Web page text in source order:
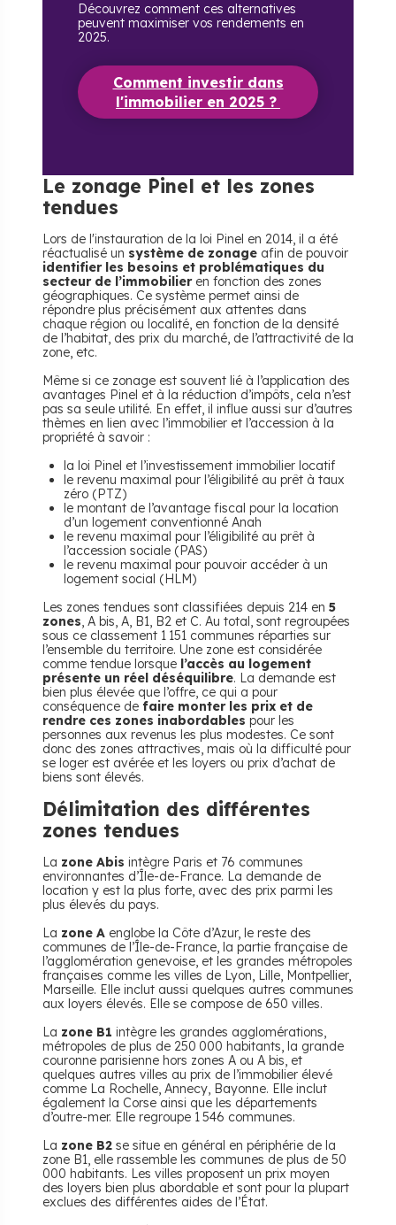
Découvrez comment ces alternatives
peuvent maximiser vos rendements en
2025.
Comment investir dans
l'immobilier en 2025 ?
Le zonage Pinel et les zones
tendues
Lors de l'instauration de la loi Pinel en 2014, il a été
réactualisé un système de zonage afin de pouvoir
identifier les besoins et problématiques du
secteur de l’immobilieren fonction des zones
géographiques. Ce système permet ainsi de
répondre plus précisément aux attentes dans
chaque région ou localité, en fonction de la densité
de l’habitat, des prix du marché, de l’attractivité de la
zone, etc.
Même si ce zonage est souvent lié à l’application des
avantages Pinel et à la réduction d’impôts, cela n’est
pas sa seule utilité. En effet, il influe aussi sur d’autres
thèmes en lien avec l’immobilier et l’accession à la
propriété à savoir :
la loi Pinel et l’investissement immobilier locatif
le revenu maximal pour l’éligibilité au prêt à taux
zéro (PTZ)
le montant de l’avantage fiscal pour la location
d’un logement conventionné Anah
le revenu maximal pour l’éligibilité au prêt à
l’accession sociale (PAS)
le revenu maximal pour pouvoir accéder à un
logement social (HLM)
Les zones tendues sont classifiées depuis 214 en 5
zones, A bis, A, B1, B2 et C. Au total, sont regroupées
sous ce classement 1 151 communes réparties sur
l’ensemble du territoire. Une zone est considérée
comme tendue lorsque l’accès au logement
présente un réel déséquilibre. La demande est
bien plus élevée que l’offre, ce qui a pour
conséquence de faire monter les prix et de
rendre ces zones inabordables pour les
personnes aux revenus les plus modestes. Ce sont
donc des zones attractives, mais où la difficulté pour
se loger est avérée et les loyers ou prix d’achat de
biens sont élevés.
Délimitation des différentes
zones tendues
La zone Abis intègre Paris et 76 communes
environnantes d’Île-de-France. La demande de
location y est la plus forte, avec des prix parmi les
plus élevés du pays.
La zone A englobe la Côte d’Azur, le reste des
communes de l’Île-de-France, la partie française de
l’agglomération genevoise, et les grandes métropoles
françaises comme les villes de Lyon, Lille, Montpellier,
Marseille. Elle inclut aussi quelques autres communes
aux loyers élevés. Elle se compose de 650 villes.
La zone B1 intègre les grandes agglomérations,
métropoles de plus de 250 000 habitants, la grande
couronne parisienne hors zones A ou A bis, et
quelques autres villes au prix de l’immobilier élevé
comme La Rochelle, Annecy, Bayonne. Elle inclut
également la Corse ainsi que les départements
d’outre-mer. Elle regroupe 1 546 communes.
La zone B2 se situe en général en périphérie de la
zone B1, elle rassemble les communes de plus de 50
000 habitants. Les villes proposent un prix moyen
des loyers bien plus abordable et sont pour la plupart
exclues des différentes aides de l’État.